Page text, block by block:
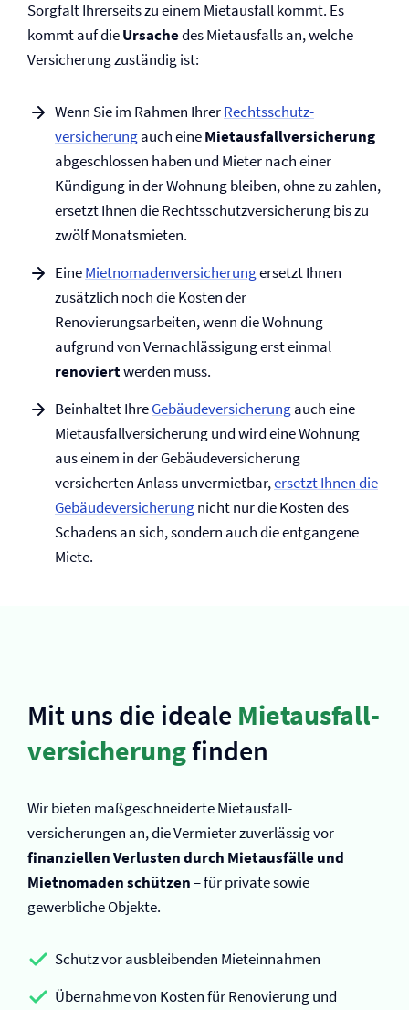
Sorgfalt Ihrerseits zu einem Mietausfall kommt. Es
kommt auf dieUrsachedes Mietausfalls an, welche
Versicherung zuständig ist:
Wenn Sie im Rahmen IhrerRechtsschutz­
versicherungauch eineMietausfall­versicherung
abgeschlossen haben und Mieter nach einer
Kündigung in der Wohnung bleiben, ohne zu zahlen,
ersetzt Ihnen die Rechtsschutz­versicherung bis zu
zwölf Monatsmieten.
EineMietnomaden­versicherungersetzt Ihnen
zusätzlich noch die Kosten der
Renovierungsarbeiten, wenn die Wohnung
aufgrund von Vernachlässigung erst einmal
renoviertwerden muss.
Beinhaltet IhreGebäude­versicherungauch eine
Mietausfall­versicherung und wird eine Wohnung
aus einem in der Gebäude­versicherung
versicherten Anlass unvermietbar,ersetzt Ihnen die
Gebäude­versicherungnicht nur die Kosten des
Schadens an sich, sondern auch die entgangene
Miete.
Mit uns die ideale Mietausfall­
versicherungfinden
Wir bieten maßgeschneiderte Mietausfall­
versicherungen an, die Vermieter zuverlässig vor
finanziellen Verlusten durch Mietausfälle und
Mietnomaden schützen– für private sowie
gewerbliche Objekte.
Schutz vor ausbleibenden Mieteinnahmen
Übernahme von Kosten für Renovierung und